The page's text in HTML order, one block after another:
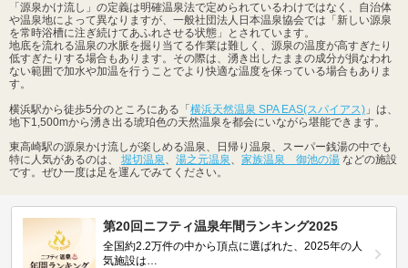
「源泉かけ流し」の定義は明確温泉法で定められているわけではなく、自治体
や温泉地によって異なりますが、一般社団法人日本温泉協会では「新しい源泉
を常時浴槽に注ぎ続けてあふれさせる状態」とされています。
地底を流れる温泉の水脈を掘り当てる作業は難しく、源泉の温度が高すぎたり
低すぎたりする場合もあります。その際は、湧き出したままの成分が損なわれ
ない範囲で加水や加温を行うことでより快適な温度を保っている場合もありま
す。
横浜駅から徒歩5分のところにある「 横浜天然温泉 SPA EAS(スパイアス) 」は、
地下1,500mから湧き出る琥珀色の天然温泉を都会にいながら堪能できます。
東高崎駅の源泉かけ流しが楽しめる温泉、日帰り温泉、スーパー銭湯の中でも
特に人気があるのは、 堀切温泉、 湯之元温泉、 家族温泉 御池の湯 などの施設
です。ぜひ一度は足を運んでみてください。
第20回ニフティ温泉年間ランキング2025
全国約2.2万件の中から頂点に選ばれた、2025年の人
気施設は…